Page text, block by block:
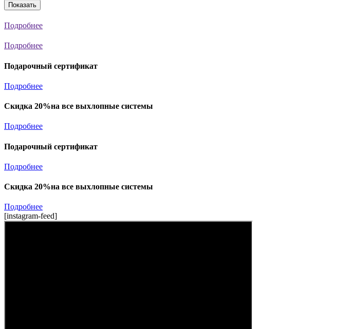
Показать
Подробнее
Подробнее
Подарочный сертификат
Подробнее
Скидка 20%на все выхлопные системы
Подробнее
Подарочный сертификат
Подробнее
Скидка 20%на все выхлопные системы
Подробнее
[instagram-feed]